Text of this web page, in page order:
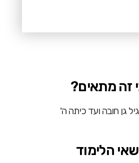
זה מתאים?
גן חובה ועד כיתה ה'
הלימוד